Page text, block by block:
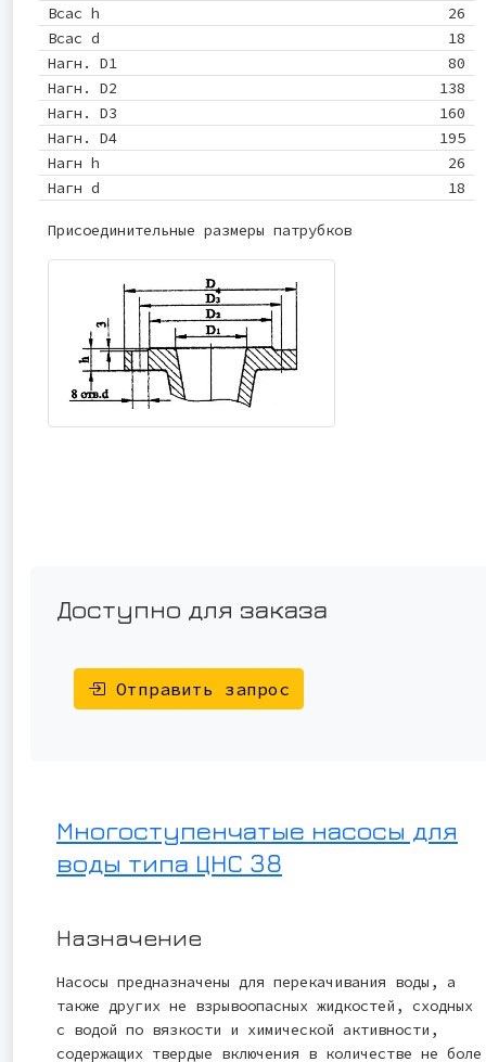
Всас h
26
Всас d
18
Нагн. D1
80
Нагн. D2
138
Нагн. D3
160
Нагн. D4
195
Нагн h
26
Нагн d
18
Присоединительные размеры патрубков
Доступно для заказа
Отправить запрос
Многоступенчатые насосы для
воды типа ЦНС 38
Назначение
Насосы предназначены для перекачивания воды, а
также других не взрывоопасных жидкостей, сходных
с водой по вязкости и химической активности,
содержащих твердые включения в количестве не боле